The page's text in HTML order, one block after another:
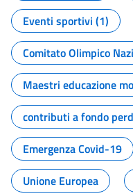
Eventi sportivi (1)
Comitato Olimpico
Maestri educazione
contributi a fondo
Emergenza Covid-19
Unione Europea